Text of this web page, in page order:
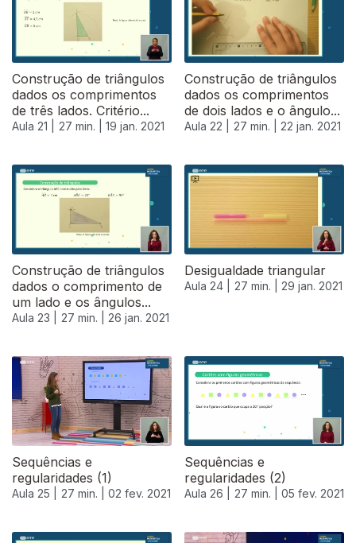
Construção de triângulos
dados os comprimentos
de três lados. Critério...
Aula 21 | 27 min. | 19 jan. 2021
Construção de triângulos
dados os comprimentos
de dois lados e o ângulo...
Aula 22 | 27 min. | 22 jan. 2021
Construção de triângulos
dados o comprimento de
um lado e os ângulos...
Aula 23 | 27 min. | 26 jan. 2021
Desigualdade triangular
Aula 24 | 27 min. | 29 jan. 2021
520896
Sequências e
regularidades (1)
Aula 25 | 27 min. | 02 fev. 2021
Sequências e
regularidades (2)
Aula 26 | 27 min. | 05 fev. 2021